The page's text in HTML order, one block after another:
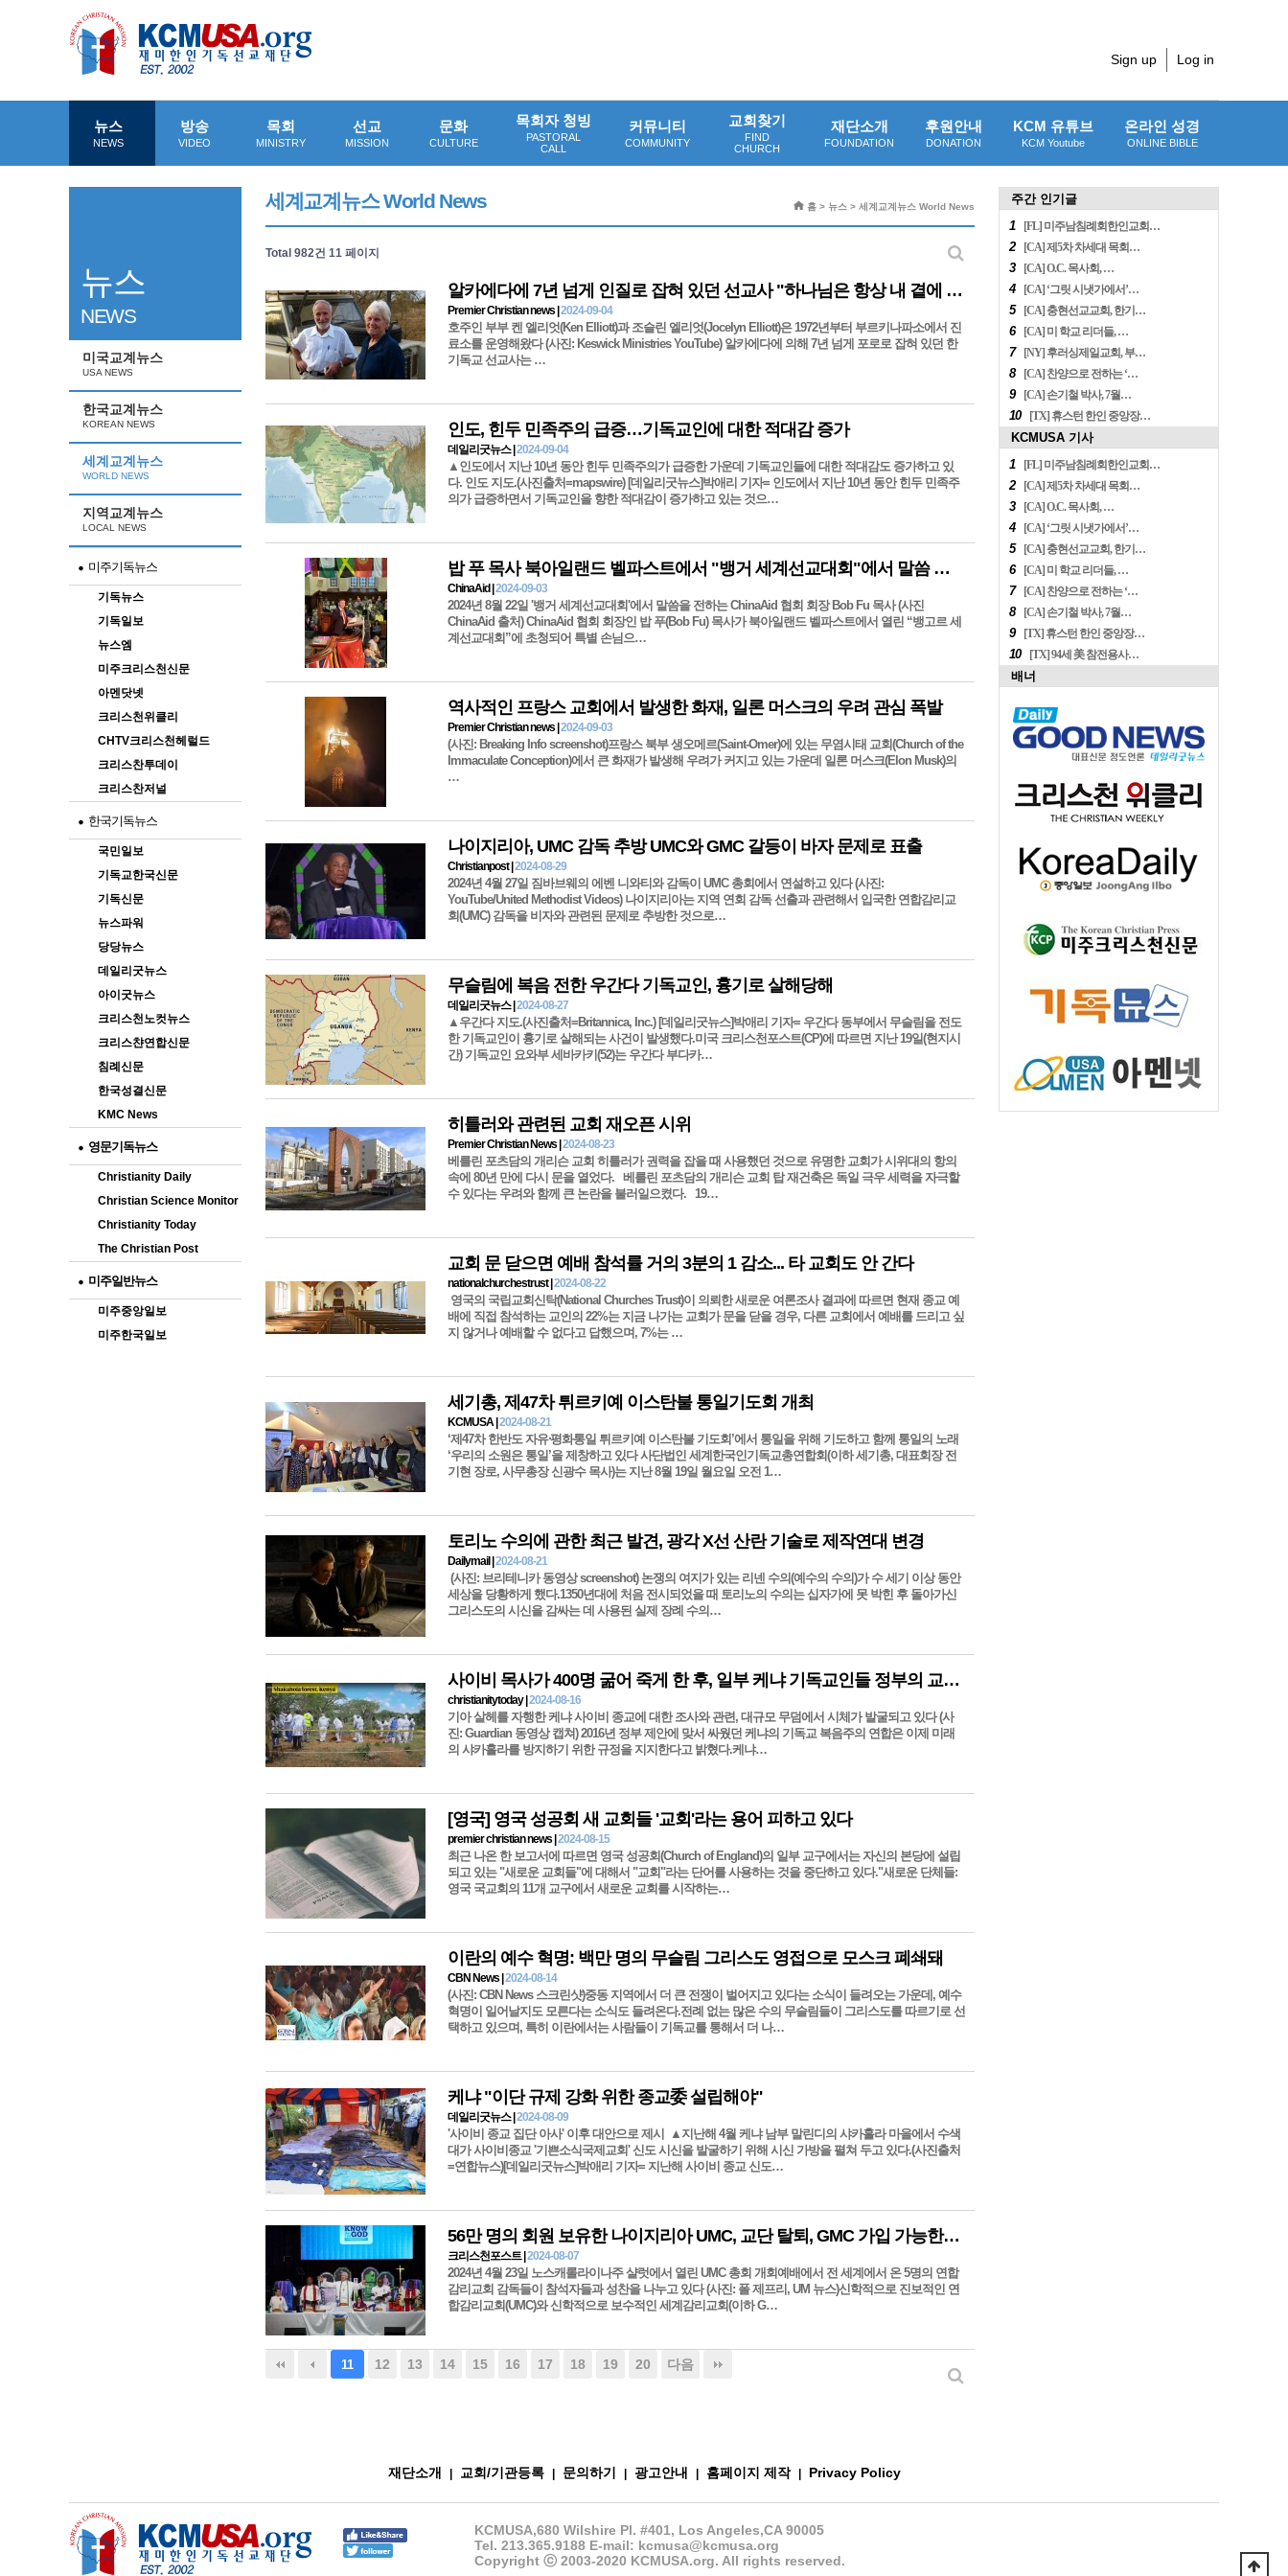
Sign up Log in
뉴스
NEWS
방송
VIDEO
목회
MINISTRY
선교
MISSION
문화
CULTURE
목회자 청빙
PASTORAL
CALL
커뮤니티
COMMUNITY
교회찾기
FIND
CHURCH
재단소개
FOUNDATION
후원안내
DONATION
KCM 유튜브
KCM Youtube
온라인 성경
ONLINE BIBLE
뉴스
NEWS
미국교계뉴스
USA NEWS
한국교계뉴스
KOREAN NEWS
세계교계뉴스
WORLD NEWS
지역교계뉴스
LOCAL NEWS
미주기독뉴스
기독뉴스
기독일보
뉴스엠
미주크리스천신문
아멘닷넷
크리스천위클리
CHTV크리스천헤럴드
크리스찬투데이
크리스찬저널
한국기독뉴스
국민일보
기독교한국신문
기독신문
뉴스파워
당당뉴스
데일리굿뉴스
아이굿뉴스
크리스천노컷뉴스
크리스챤연합신문
침례신문
한국성결신문
KMC News
영문기독뉴스
Christianity Daily
Christian Science Monitor
Christianity Today
The Christian Post
미주일반뉴스
미주중앙일보
미주한국일보
세계교계뉴스 World News 홈 > 뉴스 > 세계교계뉴스 World News
Total 982건 11 페이지
알카에다에 7년 넘게 인질로 잡혀 있던 선교사 "하나님은 항상 내 곁에 계셨다"
Premier Christian news | 2024-09-04
호주인 부부 켄 엘리엇(Ken Elliott)과 조슬린 엘리엇(Jocelyn Elliott)은 1972년부터 부르키나파소에서 진
료소를 운영해왔다 (사진: Keswick Ministries YouTube) 알카에다에 의해 7년 넘게 포로로 잡혀 있던 한
기독교 선교사는 …
인도, 힌두 민족주의 급증…기독교인에 대한 적대감 증가
데일리굿뉴스 | 2024-09-04
▲인도에서 지난 10년 동안 힌두 민족주의가 급증한 가운데 기독교인들에 대한 적대감도 증가하고 있
다. 인도 지도.(사진출처=mapswire) [데일리굿뉴스]박애리 기자= 인도에서 지난 10년 동안 힌두 민족주
의가 급증하면서 기독교인을 향한 적대감이 증가하고 있는 것으…
밥 푸 목사 북아일랜드 벨파스트에서 "뱅거 세계선교대회"에서 말씀 전해
ChinaAid | 2024-09-03
2024년 8월 22일 '뱅거 세계선교대회'에서 말씀을 전하는 ChinaAid 협회 회장 Bob Fu 목사 (사진
ChinaAid 출처) ChinaAid 협회 회장인 밥 푸(Bob Fu) 목사가 북아일랜드 벨파스트에서 열린 “뱅고르 세
계선교대회”에 초청되어 특별 손님으…
역사적인 프랑스 교회에서 발생한 화재, 일론 머스크의 우려 관심 폭발
Premier Christian news | 2024-09-03
(사진: Breaking Info screenshot)프랑스 북부 생오메르(Saint-Omer)에 있는 무염시태 교회(Church of the
Immaculate Conception)에서 큰 화재가 발생해 우려가 커지고 있는 가운데 일론 머스크(Elon Musk)의
…
나이지리아, UMC 감독 추방 UMC와 GMC 갈등이 바자 문제로 표출
Christianpost | 2024-08-29
2024년 4월 27일 짐바브웨의 에벤 니와티와 감독이 UMC 총회에서 연설하고 있다 (사진:
YouTube/United Methodist Videos) 나이지리아는 지역 연회 감독 선출과 관련해서 입국한 연합감리교
회(UMC) 감독을 비자와 관련된 문제로 추방한 것으로…
무슬림에 복음 전한 우간다 기독교인, 흉기로 살해당해
데일리굿뉴스 | 2024-08-27
▲우간다 지도.(사진출처=Britannica, Inc.) [데일리굿뉴스]박애리 기자= 우간다 동부에서 무슬림을 전도
한 기독교인이 흉기로 살해되는 사건이 발생했다.미국 크리스천포스트(CP)에 따르면 지난 19일(현지시
간) 기독교인 요와부 세바카키(52)는 우간다 부다카…
히틀러와 관련된 교회 재오픈 시위
Premier Christian News | 2024-08-23
베를린 포츠담의 개리슨 교회 히틀러가 권력을 잡을 때 사용했던 것으로 유명한 교회가 시위대의 항의
속에 80년 만에 다시 문을 열었다. 베를린 포츠담의 개리슨 교회 탑 재건축은 독일 극우 세력을 자극할
수 있다는 우려와 함께 큰 논란을 불러일으켰다. 19…
교회 문 닫으면 예배 참석률 거의 3분의 1 감소... 타 교회도 안 간다
nationalchurchestrust | 2024-08-22
영국의 국립교회신탁(National Churches Trust)이 의뢰한 새로운 여론조사 결과에 따르면 현재 종교 예
배에 직접 참석하는 교인의 22%는 지금 나가는 교회가 문을 닫을 경우, 다른 교회에서 예배를 드리고 싶
지 않거나 예배할 수 없다고 답했으며, 7%는 …
세기총, 제47차 튀르키예 이스탄불 통일기도회 개최
KCMUSA | 2024-08-21
‘제47차 한반도 자유⸱평화통일 튀르키예 이스탄불 기도회’에서 통일을 위해 기도하고 함께 통일의 노래
‘우리의 소원은 통일’을 제창하고 있다 사단법인 세계한국인기독교총연합회(이하 세기총, 대표회장 전
기현 장로, 사무총장 신광수 목사)는 지난 8월 19일 월요일 오전 1…
토리노 수의에 관한 최근 발견, 광각 X선 산란 기술로 제작연대 변경
Dailymail | 2024-08-21
(사진: 브리테니카 동영상 screenshot) 논쟁의 여지가 있는 리넨 수의(예수의 수의)가 수 세기 이상 동안
세상을 당황하게 했다.1350년대에 처음 전시되었을 때 토리노의 수의는 십자가에 못 박힌 후 돌아가신
그리스도의 시신을 감싸는 데 사용된 실제 장례 수의…
사이비 목사가 400명 굶어 죽게 한 후, 일부 케냐 기독교인들 정부의 교회 제한 받아들여
christianitytoday | 2024-08-16
기아 살헤를 자행한 케냐 사이비 종교에 대한 조사와 관련, 대규모 무덤에서 시체가 발굴되고 있다 (사
진: Guardian 동영상 캡쳐) 2016년 정부 제안에 맞서 싸웠던 케냐의 기독교 복음주의 연합은 이제 미래
의 샤카홀라를 방지하기 위한 규정을 지지한다고 밝혔다.케냐…
[영국] 영국 성공회 새 교회들 '교회'라는 용어 피하고 있다
premier christian news | 2024-08-15
최근 나온 한 보고서에 따르면 영국 성공회(Church of England)의 일부 교구에서는 자신의 본당에 설립
되고 있는 "새로운 교회들"에 대해서 "교회"라는 단어를 사용하는 것을 중단하고 있다."새로운 단체들:
영국 국교회의 11개 교구에서 새로운 교회를 시작하는…
이란의 예수 혁명: 백만 명의 무슬림 그리스도 영접으로 모스크 폐쇄돼
CBN News | 2024-08-14
(사진: CBN News 스크린샷)중동 지역에서 더 큰 전쟁이 벌어지고 있다는 소식이 들려오는 가운데, 예수
혁명이 일어날지도 모른다는 소식도 들려온다.전례 없는 많은 수의 무슬림들이 그리스도를 따르기로 선
택하고 있으며, 특히 이란에서는 사람들이 기독교를 통해서 더 나…
케냐 "이단 규제 강화 위한 종교委 설립해야"
데일리굿뉴스 | 2024-08-09
'사이비 종교 집단 아사' 이후 대안으로 제시 ▲지난해 4월 케냐 남부 말린디의 샤카홀라 마을에서 수색
대가 사이비종교 '기쁜소식국제교회' 신도 시신을 발굴하기 위해 시신 가방을 펼쳐 두고 있다.(사진출처
=연합뉴스)[데일리굿뉴스]박애리 기자= 지난해 사이비 종교 신도…
56만 명의 회원 보유한 나이지리아 UMC, 교단 탈퇴, GMC 가입 가능한가?
크리스천포스트 | 2024-08-07
2024년 4월 23일 노스캐롤라이나주 샬럿에서 열린 UMC 총회 개회예배에서 전 세계에서 온 5명의 연합
감리교회 감독들이 참석자들과 성찬을 나누고 있다 (사진: 폴 제프리, UM 뉴스)신학적으로 진보적인 연
합감리교회(UMC)와 신학적으로 보수적인 세계감리교회(이하 G…
11 12 13 14 15 16 17 18 19 20 다음
주간 인기글
1
[FL] 미주남침례회한인교회…
2 [CA] 제5차 차세대 목회…
3 [CA] O.C. 목사회, …
4 [CA] ‘그릿 시냇가에서’…
5 [CA] 충현선교교회, 한기…
6 [CA] 미 학교 리더들, …
7 [NY] 후러싱제일교회, 부…
8 [CA] 찬양으로 전하는 ‘…
9 [CA] 손기철 박사, 7월…
10 [TX] 휴스턴 한인 중앙장…
KCMUSA 기사
1
[FL] 미주남침례회한인교회…
2 [CA] 제5차 차세대 목회…
3 [CA] O.C. 목사회, …
4 [CA] ‘그릿 시냇가에서’…
5 [CA] 충현선교교회, 한기…
6 [CA] 미 학교 리더들, …
7 [CA] 찬양으로 전하는 ‘…
8 [CA] 손기철 박사, 7월…
9 [TX] 휴스턴 한인 중앙장…
10 [TX] 94세 美 참전용사…
배너
재단소개 교회/기관등록 문의하기 광고안내 홈페이지 제작 Privacy Policy
KCMUSA,680 Wilshire Pl. #401, Los Angeles,CA 90005
Tel. 213.365.9188 E-mail: kcmusa@kcmusa.org
Copyright ⓒ 2003-2020 KCMUSA.org. All rights reserved.